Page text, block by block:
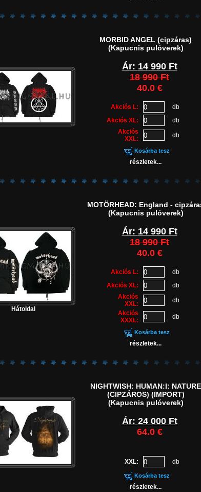
MORBID ANGEL (cipzáras)
(Kapucnis pulóverek)
Ár: 14 990 Ft
18 990 Ft
40.0 €
Akciós L:
db
Akciós XL:
db
Akciós
XXL:
db
Kosárba tesz
részletek...
Hátoldal
MOTÖRHEAD: England -
(Kapucnis pulóverek)
Ár: 14 990 Ft
18 990 Ft
40.0 €
Akciós L:
db
Akciós XL:
db
Akciós
XXL:
db
Akciós
XXXL:
db
Kosárba tesz
részletek...
NIGHTWISH: HUMAN:I: NATURE
(CIPZÁROS) (IMPORT)
(Kapucnis pulóverek)
Ár: 24 000 Ft
64.0 €
XXL: db
Kosárba tesz
részletek...